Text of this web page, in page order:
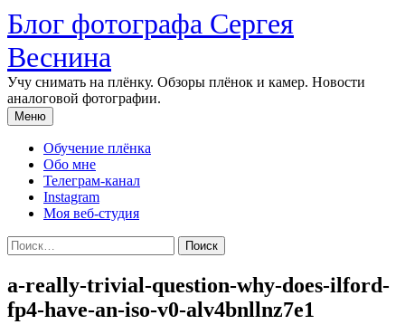
Перейти
к
содержимому
Блог фотографа Сергея
Веснина
Учу снимать на плёнку. Обзоры плёнок и камер. Новости
аналоговой фотографии.
Меню
Обучение плёнка
Обо мне
Телеграм-канал
Instagram
Моя веб-студия
Найти:
a-really-trivial-question-why-does-ilford-
fp4-have-an-iso-v0-alv4bnllnz7e1